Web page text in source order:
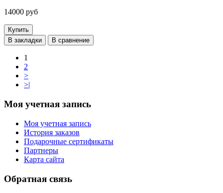
14000 руб
Купить
В закладки
В сравнение
1
2
>
>|
Моя учетная запись
Моя учетная запись
История заказов
Подарочные сертификаты
Партнеры
Карта сайта
Обратная связь